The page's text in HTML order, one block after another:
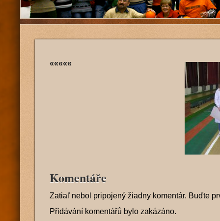
«««««
Komentáře
Zatiaľ nebol pripojený žiadny komentár. Buďte
Přidávání komentářů bylo zakázáno.